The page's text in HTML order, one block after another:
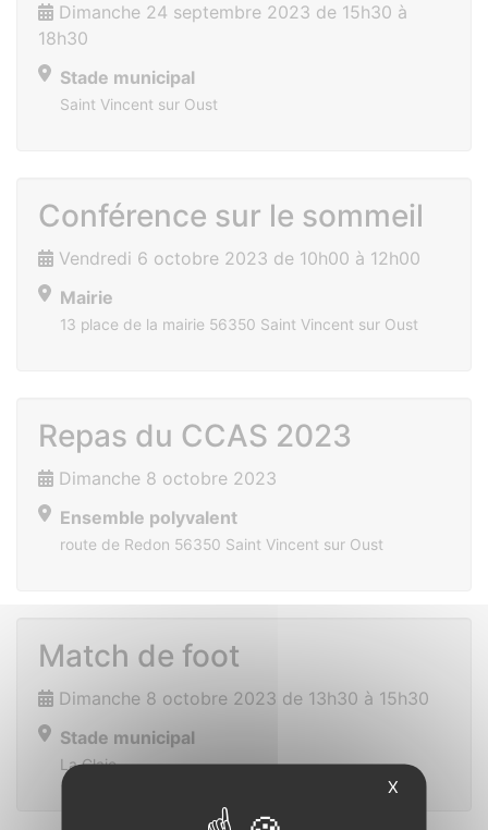
Dimanche 24 septembre 2023 de 15h30 à
18h30
Stade municipal
Saint Vincent sur Oust
Conférence sur le sommeil
Vendredi 6 octobre 2023 de 10h00 à 12h00
Mairie
13 place de la mairie 56350 Saint Vincent sur Oust
Repas du CCAS 2023
Dimanche 8 octobre 2023
Ensemble polyvalent
route de Redon 56350 Saint Vincent sur Oust
Match de foot
Dimanche 8 octobre 2023 de 13h30 à 15h30
Stade municipal
La Claie
X